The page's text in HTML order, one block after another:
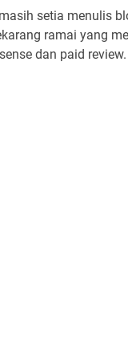
setia menulis
ramai yang
dan paid review.